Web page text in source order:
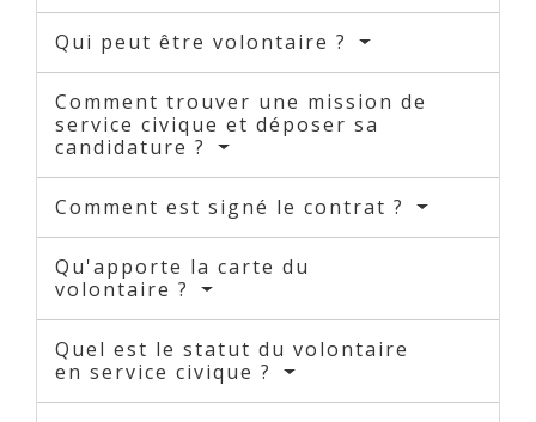
Qui peut être volontaire ?
Comment trouver une mission de
service civique et déposer sa
candidature ?
Comment est signé le contrat ?
Qu'apporte la carte du
volontaire ?
Quel est le statut du volontaire
en service civique ?